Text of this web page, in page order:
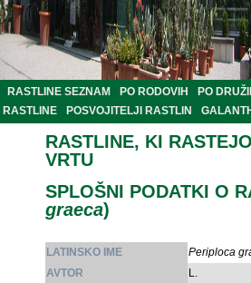
RASTLINE SEZNAM PO RODOVIH PO
RASTLINE
POSVOJITELJI RASTLIN
RASTLINE, KI
VRTU
SPLOŠNI PODATKI O
graeca)
LATINSKO IME
Periploca
AVTOR
L.